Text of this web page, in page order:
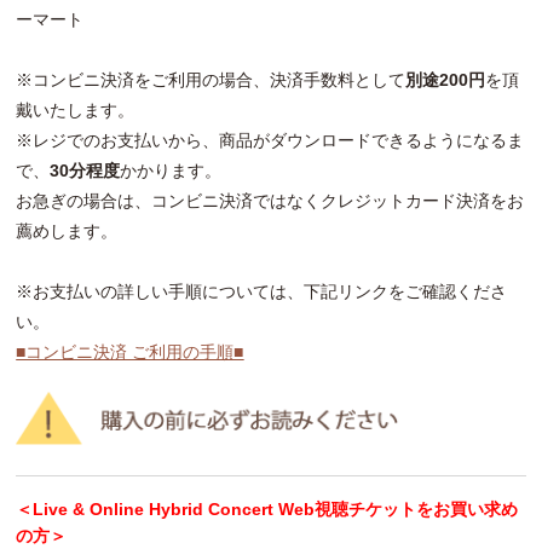
ーマート
※コンビニ決済をご利用の場合、決済手数料として別途200円を頂
戴いたします。
※レジでのお支払いから、商品がダウンロードできるようになるま
で、30分程度かかります。
お急ぎの場合は、コンビニ決済ではなくクレジットカード決済をお
薦めします。
※お支払いの詳しい手順については、下記リンクをご確認くださ
い。
■コンビニ決済 ご利用の手順■
＜Live & Online Hybrid Concert Web視聴チケットをお買い求め
の方＞